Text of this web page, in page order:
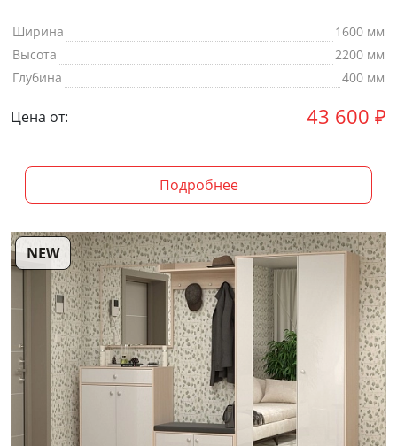
Ширина
1600 мм
Высота
2200 мм
Глубина
400 мм
Цена от: 43 600 ₽
Подробнее
NEW